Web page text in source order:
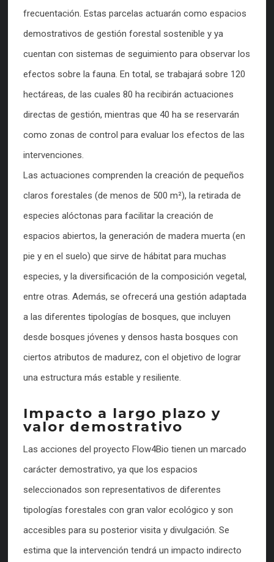
frecuentación. Estas parcelas actuarán como espacios
demostrativos de gestión forestal sostenible y ya
cuentan con sistemas de seguimiento para observar los
efectos sobre la fauna. En total, se trabajará sobre 120
hectáreas, de las cuales 80 ha recibirán actuaciones
directas de gestión, mientras que 40 ha se reservarán
como zonas de control para evaluar los efectos de las
intervenciones.
Las actuaciones comprenden la creación de pequeños
claros forestales (de menos de 500 m²), la retirada de
especies alóctonas para facilitar la creación de
espacios abiertos, la generación de madera muerta (en
pie y en el suelo) que sirve de hábitat para muchas
especies, y la diversificación de la composición vegetal,
entre otras. Además, se ofrecerá una gestión adaptada
a las diferentes tipologías de bosques, que incluyen
desde bosques jóvenes y densos hasta bosques con
ciertos atributos de madurez, con el objetivo de lograr
una estructura más estable y resiliente.
Impacto a largo plazo y
valor demostrativo
Las acciones del proyecto Flow4Bio tienen un marcado
carácter demostrativo, ya que los espacios
seleccionados son representativos de diferentes
tipologías forestales con gran valor ecológico y son
accesibles para su posterior visita y divulgación. Se
estima que la intervención tendrá un impacto indirecto